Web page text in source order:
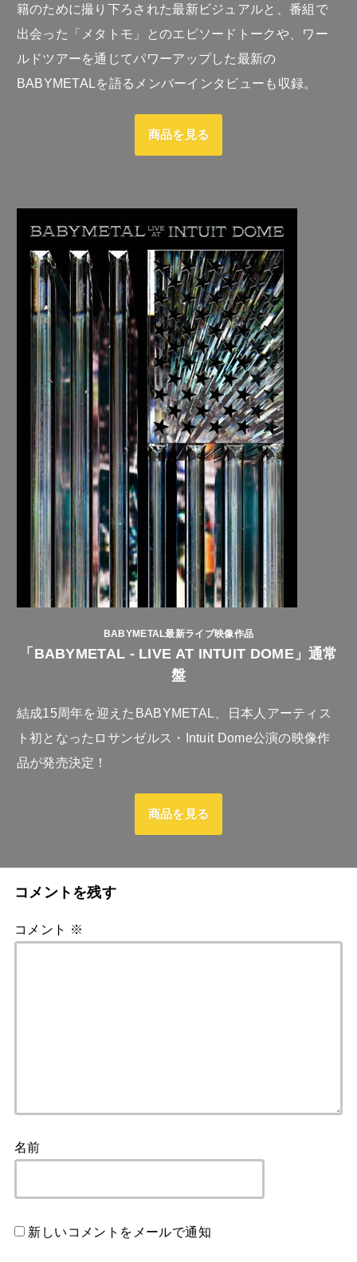
籍のために撮り下ろされた最新ビジュアルと、番組で
出会った「メタトモ」とのエピソードトークや、ワー
ルドツアーを通じてパワーアップした最新の
BABYMETALを語るメンバーインタビューも収録。
商品を見る
BABYMETAL最新ライブ映像作品
「BABYMETAL - LIVE AT INTUIT DOME」通常
盤
結成15周年を迎えたBABYMETAL、日本人アーティス
ト初となったロサンゼルス・Intuit Dome公演の映像作
品が発売決定！
商品を見る
コメントを残す
コメント ※
名前
新しいコメントをメールで通知